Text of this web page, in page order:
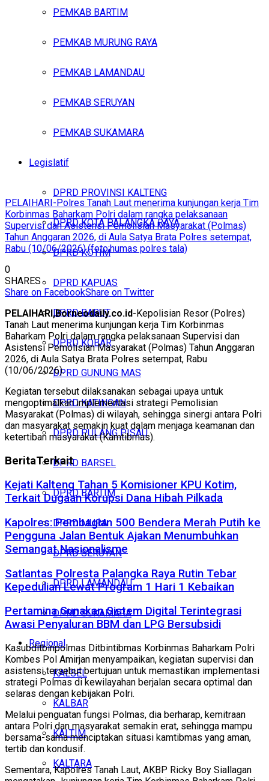
PEMKAB BARTIM
PEMKAB MURUNG RAYA
PEMKAB LAMANDAU
PEMKAB SERUYAN
PEMKAB SUKAMARA
Legislatif
DPRD PROVINSI KALTENG
DPRD KOTA PALANGKA RAYA
DPRD KOTIM
DPRD KAPUAS
DPRD BARUT
DPRD KOBAR
DPRD GUNUNG MAS
DPRD KATINGAN
DPRD PULANG PISAU
DPRD BARSEL
DPRD BARTIM
DPRD MURA
DPRD SERUYAN
DPRD LAMANDAU
DPRD SUKAMARA
Regional
KALSEL
KALBAR
KALTIM
KALTARA
PELAIHARI-Polres Tanah Laut menerima kunjungan kerja Tim
Korbinmas Baharkam Polri dalam rangka pelaksanaan
Supervisi dan Asistensi Pemolisian Masyarakat (Polmas)
Tahun Anggaran 2026, di Aula Satya Brata Polres setempat,
Rabu (10/06/2026).(foto:humas polres tala)
0
SHARES
Share on FacebookShare on Twitter
PELAIHARI,Borneodaily.co.id-Kepolisian Resor (Polres)
Tanah Laut menerima kunjungan kerja Tim Korbinmas
Baharkam Polri dalam rangka pelaksanaan Supervisi dan
Asistensi Pemolisian Masyarakat (Polmas) Tahun Anggaran
2026, di Aula Satya Brata Polres setempat, Rabu
(10/06/2026).
Kegiatan tersebut dilaksanakan sebagai upaya untuk
mengoptimalkan implementasi strategi Pemolisian
Masyarakat (Polmas) di wilayah, sehingga sinergi antara Polri
dan masyarakat semakin kuat dalam menjaga keamanan dan
ketertiban masyarakat (Kamtibmas).
BeritaTerkait
Kejati Kalteng Tahan 5 Komisioner KPU Kotim,
Terkait Dugaan Korupsi Dana Hibah Pilkada
Kapolres: Pembagian 500 Bendera Merah Putih ke
Pengguna Jalan Bentuk Ajakan Menumbuhkan
Semangat Nasionalisme
Satlantas Polresta Palangka Raya Rutin Tebar
Kepedulian Lewat Program 1 Hari 1 Kebaikan
Pertamina Gunakan Sistem Digital Terintegrasi
Awasi Penyaluran BBM dan LPG Bersubsidi
Kasubditbinpolmas Ditbintibmas Korbinmas Baharkam Polri
Kombes Pol Amirjan menyampaikan, kegiatan supervisi dan
asistensi tersebut bertujuan untuk memastikan implementasi
strategi Polmas di kewilayahan berjalan secara optimal dan
selaras dengan kebijakan Polri.
Melalui penguatan fungsi Polmas, dia berharap, kemitraan
antara Polri dan masyarakat semakin erat, sehingga mampu
bersama-sama menciptakan situasi kamtibmas yang aman,
tertib dan kondusif.
Sementara, Kapolres Tanah Laut, AKBP Ricky Boy Siallagan